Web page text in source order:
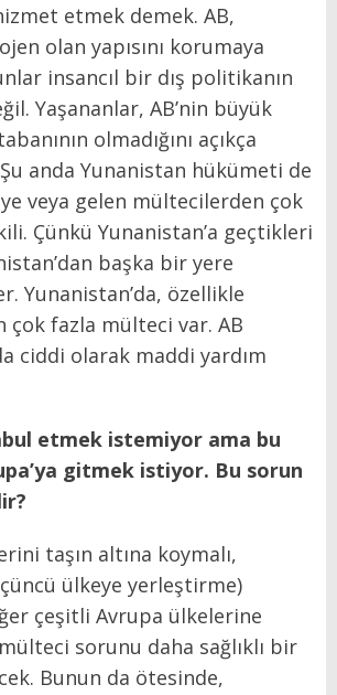
etmek demek. AB,
olan yapısını korumaya
insancıl bir dış politikanın
Yaşananlar, AB’nin büyük
olmadığını açıkça
anda Yunanistan hükümeti de
veya gelen mültecilerden çok
Çünkü Yunanistan’a geçtikleri
başka bir yere
Yunanistan’da, özellikle
çok fazla mülteci var. AB
ciddi olarak maddi yardım
etmek istemiyor ama bu
gitmek istiyor. Bu sorun
taşın altına koymalı,
ülkeye yerleştirme)
çeşitli Avrupa ülkelerine
sorunu daha sağlıklı bir
Bunun da ötesinde,